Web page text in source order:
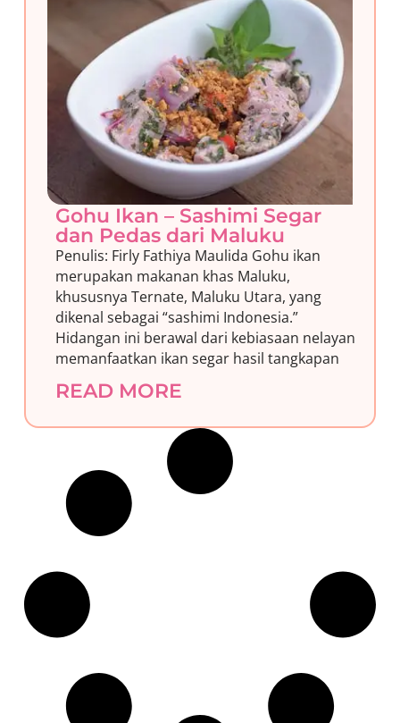
Gohu Ikan – Sashimi Segar
dan Pedas dari Maluku
Penulis: Firly Fathiya Maulida Gohu ikan
merupakan makanan khas Maluku,
khususnya Ternate, Maluku Utara, yang
dikenal sebagai “sashimi Indonesia.”
Hidangan ini berawal dari kebiasaan nelayan
memanfaatkan ikan segar hasil tangkapan
READ MORE